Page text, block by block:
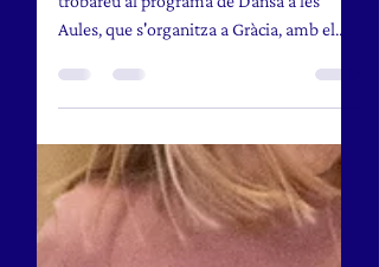
Tallers participatius a l'aula Enguany, ens
Aules, que s'organitza a Gràcia, amb el
nostre Taller Literatura & Dansa. Tot
seguit, podeu llegir la noticia a la pàgina
web del grup de Dones Creadores
Minerva:
https://minervadonescreadoresdegracia.c
at/dansa-a-les-aules-de-la-salle-de-